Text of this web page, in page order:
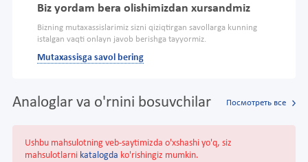
Biz yordam bera olishimizdan xursandmiz
Bizning mutaxassislarimiz sizni qiziqtirgan savollarga kunning
istalgan vaqti onlayn javob berishga tayyormiz.
Mutaxassisga savol bering
Analoglar va o'rnini bosuvchilar Посмотреть все
Ushbu mahsulotning veb-saytimizda o'xshashi yo'q, siz
mahsulotlarni katalogda ko'rishingiz mumkin.